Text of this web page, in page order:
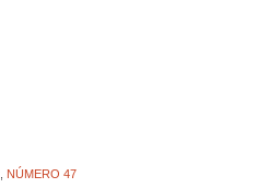
NÚMERO 47